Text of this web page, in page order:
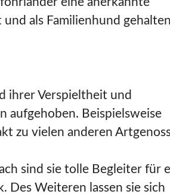
als Familienhund
ihrer Verspieltheit und
aufgehoben. Beispielsweise
zu vielen anderen
sind sie tolle Begleiter für
Des Weiteren lassen sie sich